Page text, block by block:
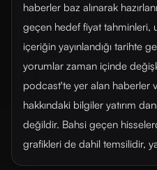
haberler baz alınarak
geçen hedef fiyat tahminleri,
içeriğin yayınlandığı tarihte
yorumlar zaman içinde
podcast'te yer alan haberler
hakkındaki bilgiler yatırım
değildir. Bahsi geçen
grafikleri de dahil temsilidir,